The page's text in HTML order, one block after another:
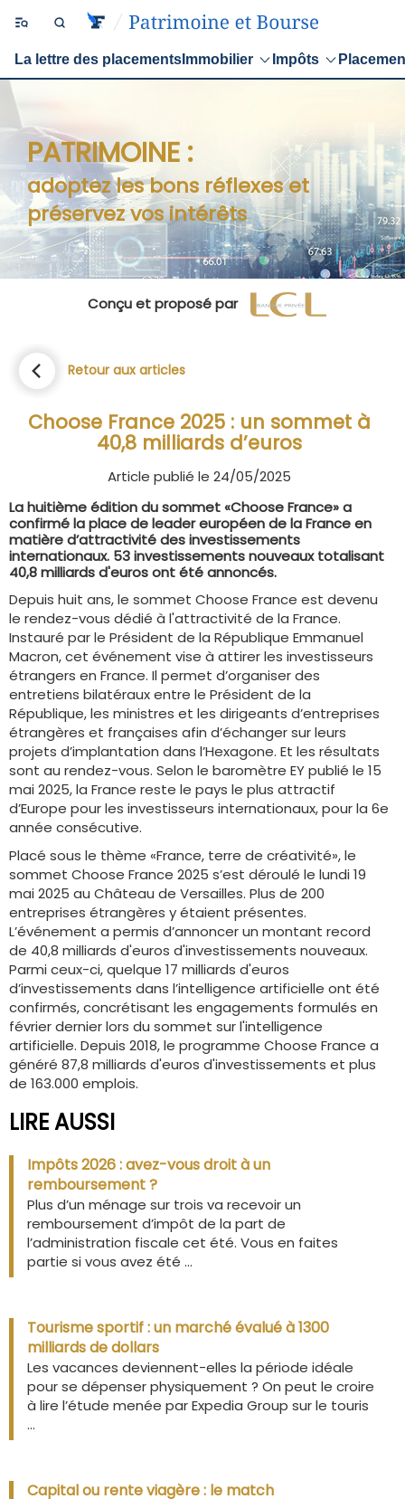
La lettre des placements Immobilier Impôts
PATRIMOINE :
adoptez les bons réflexes et
préservez vos intérêts
Conçu et proposé par
Retour aux articles
Choose France 2025 : un sommet à
40,8 milliards d’euros
Article publié le 24/05/2025
La huitième édition du sommet «Choose France» a
confirmé la place de leader européen de la France en
matière d’attractivité des investissements
internationaux. 53 investissements nouveaux totalisant
40,8 milliards d'euros ont été annoncés.
Depuis huit ans, le sommet Choose France est devenu
le rendez-vous dédié à l'attractivité de la France.
Instauré par le Président de la République Emmanuel
Macron, cet événement vise à attirer les investisseurs
étrangers en France. Il permet d’organiser des
entretiens bilatéraux entre le Président de la
République, les ministres et les dirigeants d’entreprises
étrangères et françaises afin d’échanger sur leurs
projets d’implantation dans l’Hexagone. Et les résultats
sont au rendez-vous. Selon le baromètre EY publié le 15
mai 2025, la France reste le pays le plus attractif
d’Europe pour les investisseurs internationaux, pour la 6e
année consécutive.
Placé sous le thème «France, terre de créativité», le
sommet Choose France 2025 s’est déroulé le lundi 19
mai 2025 au Château de Versailles. Plus de 200
entreprises étrangères y étaient présentes.
L’événement a permis d’annoncer un montant record
de 40,8 milliards d'euros d'investissements nouveaux.
Parmi ceux-ci, quelque 17 milliards d'euros
d’investissements dans l’intelligence artificielle ont été
confirmés, concrétisant les engagements formulés en
février dernier lors du sommet sur l'intelligence
artificielle. Depuis 2018, le programme Choose France a
généré 87,8 milliards d'euros d'investissements et plus
de 163.000 emplois.
LIRE AUSSI
Impôts 2026 : avez-vous droit à un
remboursement ?
Plus d’un ménage sur trois va recevoir un
remboursement d’impôt de la part de
l’administration fiscale cet été. Vous en faites
partie si vous avez été ...
Tourisme sportif : un marché évalué à 1300
milliards de dollars
Les vacances deviennent-elles la période idéale
pour se dépenser physiquement ? On peut le croire
à lire l’étude menée par Expedia Group sur le touris
...
Capital ou rente viagère : le match